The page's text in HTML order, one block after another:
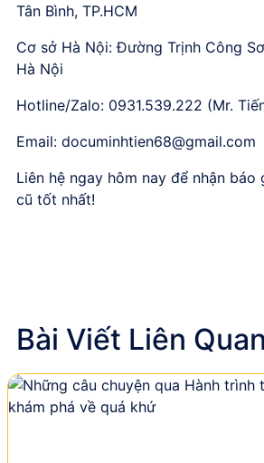
Tân Bình, TP.HCM
Cơ sở Hà Nội: Đường Trịnh Công
Hà Nội
Hotline/Zalo: 0931.539.222 (Mr.
Email: documinhtien68@gmail.com
Liên hệ ngay hôm nay để nhận báo
cũ tốt nhất!
Bài Viết Liên Quan